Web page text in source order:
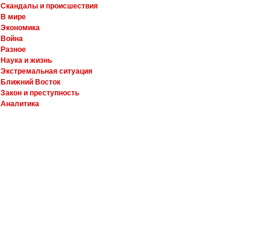
Скандалы и происшествия
В мире
Экономика
Война
Разное
Наука и жизнь
Экстремальная ситуация
Ближний Восток
Закон и преступность
Аналитика